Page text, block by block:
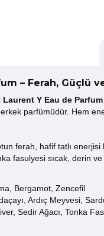
– Ferah, Güçlü
Laurent Y Eau de Parfum
parfümüdür. Hem
ferah, hafif tatlı
fasulyesi sıcak, derin
Bergamot, Zencefil
Ardıç Meyvesi,
Sedir Ağacı, Tonka